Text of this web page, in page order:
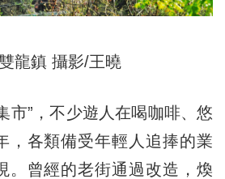
鎮 攝影/王曉
”，不少遊人在喝咖啡、悠
，各類備受年輕人追捧的業
。曾經的老街通過改造，煥